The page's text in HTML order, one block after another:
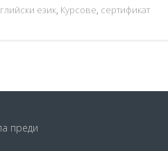
език, Курсове, сертификат
преди